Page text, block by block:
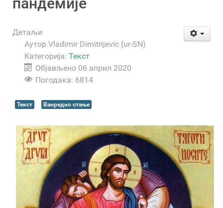
Детаљи
Аутор Vladimir Dimitrijevic (ur-SN)
Категорија: Текст
Објављено 06 април 2020
Погодака: 6814
Текст Ванредно стање